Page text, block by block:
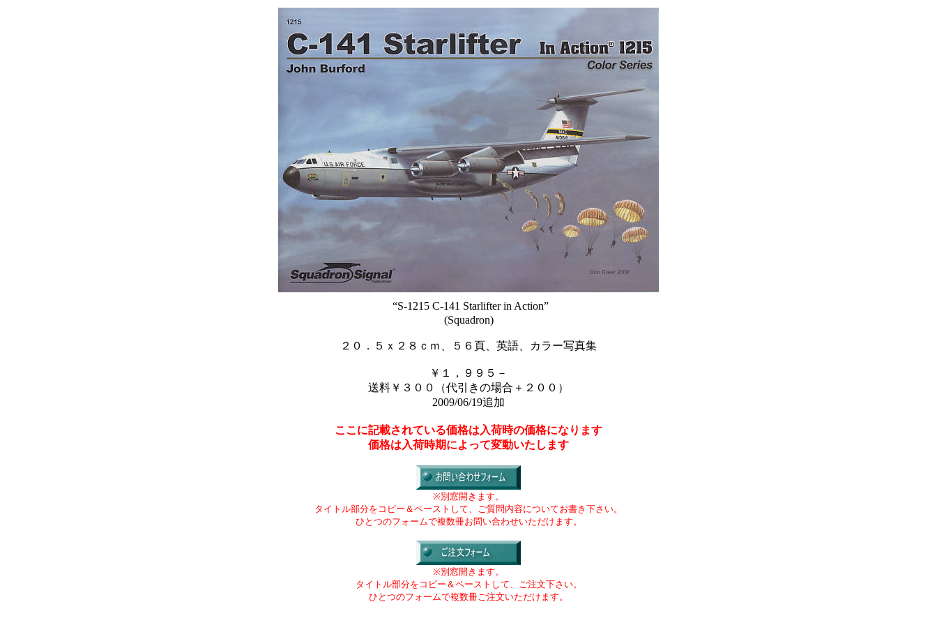
“S-1215 C-141 Starlifter in Action”
(Squadron)
２０．５ｘ２８ｃｍ、５６頁、英語、カラー写真集
￥１，９９５－
送料￥３００（代引きの場合＋２００）
2009/06/19追加
ここに記載されている価格は入荷時の価格になります
価格は入荷時期によって変動いたします
※別窓開きます。
タイトル部分をコピー＆ペーストして、ご質問内容についてお書き下さい。
ひとつのフォームで複数冊お問い合わせいただけます。
※別窓開きます。
タイトル部分をコピー＆ペーストして、ご注文下さい。
ひとつのフォームで複数冊ご注文いただけます。